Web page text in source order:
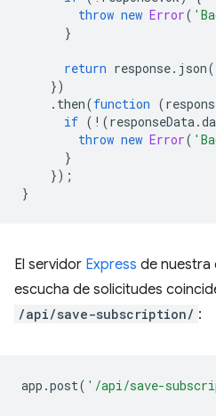
throw new Error(
}
return response. json
})
. then(function (
if ( ! (responseData.
throw new Error(
}
});
}
El servidor Express de nuestra
escucha de solicitudes
/api/save-subscription/ :
app .post( '/api/save-